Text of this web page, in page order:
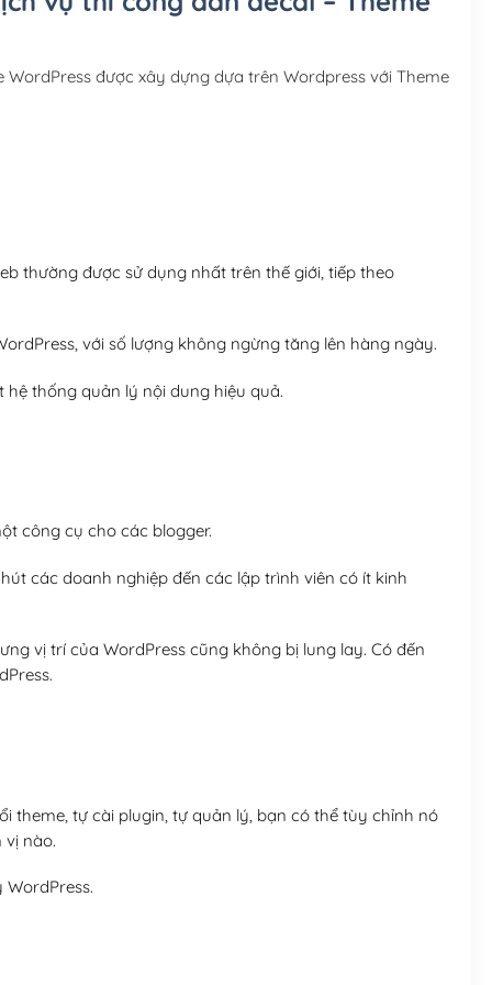
Hosting 5GB SSD (1
được xây dựng dựa trên Wordpress với Theme
thường được sử dụng nhất trên thế giới, tiếp theo
với số lượng không ngừng tăng lên hàng ngày.
thống quản lý nội dung hiệu quả.
công cụ cho các blogger.
các doanh nghiệp đến các lập trình viên có ít kinh
vị trí của WordPress cũng không bị lung lay. Có đến
theme, tự cài plugin, tự quản lý, bạn có thể tùy chỉnh nó
nào.